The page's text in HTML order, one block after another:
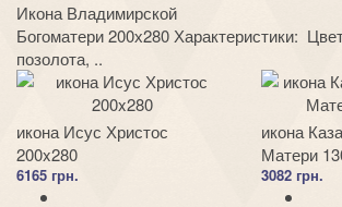
Икона Владимирской
Богоматери 200х280 Характеристики:
позолота, ..
икона Исус Христос
200x280
6165 грн.
икона
Матери
3082 грн.